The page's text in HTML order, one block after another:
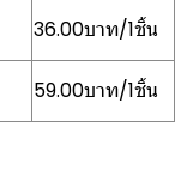
36.00บาท/1ชิ้น
59.00บาท/1ชิ้น